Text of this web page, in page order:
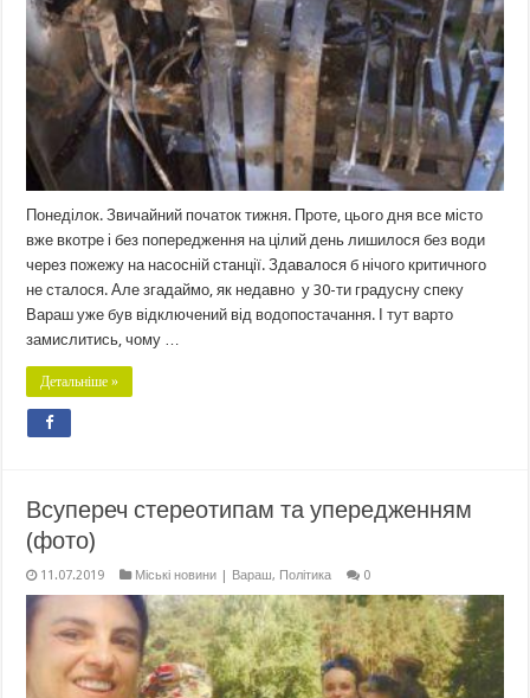
Понеділок. Звичайний початок тижня. Проте, цього дня все місто
вже вкотре і без попередження на цілий день лишилося без води
через пожежу на насосній станції. Здавалося б нічого критичного
не сталося. Але згадаймо, як недавно у 30-ти градусну спеку
Вараш уже був відключений від водопостачання. І тут варто
замислитись, чому …
Детальніше »
Всупереч стереотипам та упередженням
(фото)
11.07.2019 Міські новини | Вараш, Політика 0